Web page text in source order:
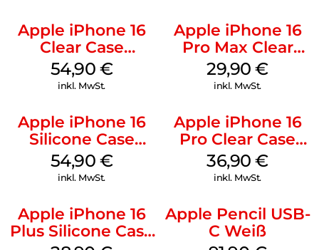
Apple iPhone 16
Clear Case
MagSafe
Transparent
54,90 €
inkl. MwSt.
Apple iPhone 16
Pro Max Clear
Case MagSafe
Transparent
29,90€
inkl. MwSt.
Apple iPhone 16
Silicone Case
MagSafe Lake
Green
54,90 €
inkl. MwSt.
Apple iPhone 16
Pro Clear Case
MagSafe
Transparent
36,90€
inkl. MwSt.
Apple iPhone 16
Plus Silicone Case
Apple Pencil USB-
C Weiß